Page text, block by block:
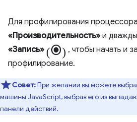
Для профилирования
«Производительность» и
«Запись» (radio_button_checked) , чтобы начать и
профилирование.
Совет:При желании вы можете
машины JavaScript, выбрав его из
панели действий.